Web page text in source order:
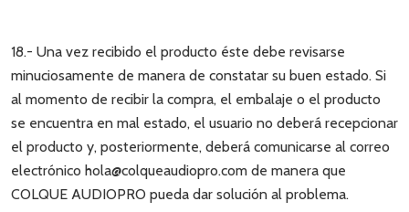
18.- Una vez recibido el producto éste debe revisarse
minuciosamente de manera de constatar su buen estado. Si
al momento de recibir la compra, el embalaje o el producto
se encuentra en mal estado, el usuario no deberá recepcionar
el producto y, posteriormente, deberá comunicarse al correo
electrónico hola@colqueaudiopro.com de manera que
COLQUE AUDIOPRO pueda dar solución al problema.